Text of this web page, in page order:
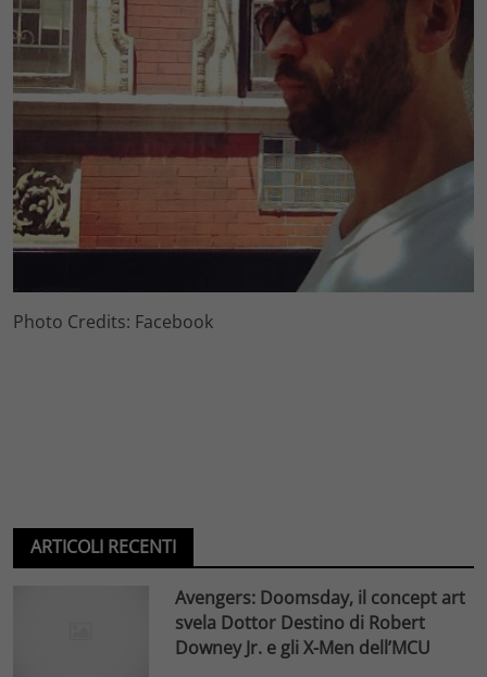
Photo Credits: Facebook
ARTICOLI RECENTI
Avengers: Doomsday, il concept art
svela Dottor Destino di Robert
Downey Jr. e gli X-Men dell’MCU